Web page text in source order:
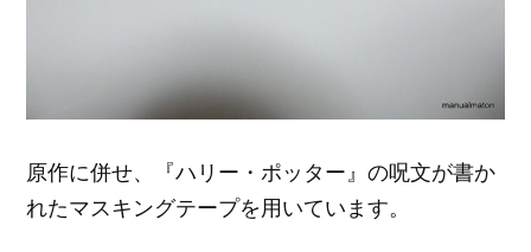
原作に併せ、『ハリー・ポッター』の呪文が書か
れたマスキングテープを用いています。